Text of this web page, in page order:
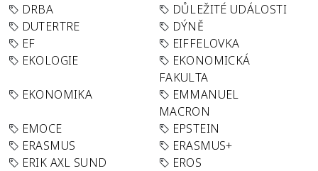
DRBA
DŮLEŽITÉ UDÁLOSTI
DUTERTRE
DÝNĚ
EF
EIFFELOVKA
EKOLOGIE
EKONOMICKÁ
FAKULTA
EKONOMIKA
EMMANUEL
MACRON
EMOCE
EPSTEIN
ERASMUS
ERASMUS+
ERIK AXL SUND
EROS